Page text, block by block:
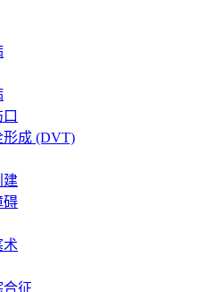
形成 (DVT)
建
碍
术
合征